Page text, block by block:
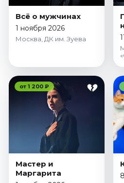
Всё о мужчинах
1 ноября 2026
Москва, ДК им. Зуева
от 1 200 ₽
Мастер и
Маргарита